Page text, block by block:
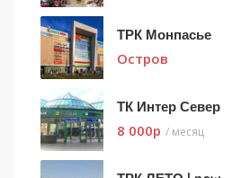
ТРК Монпасье
Остров
ТК Интер Север
8 000p / месяц